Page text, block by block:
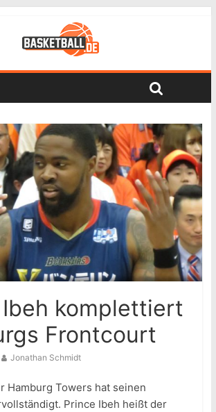
komplettiert
Frontcourt
Jonathan Schmidt
Hamburg Towers hat seinen
Prince Ibeh heißt der